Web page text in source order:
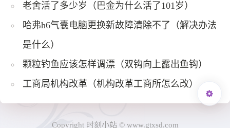
老舍活了多少岁（巴金为什么活了101岁）
哈弗h6气囊电脑更换新故障清除不了（解决办法
是什么）
颗粒钓鱼应该怎样调漂（双钩向上露出鱼钩）
工商局机构改革（机构改革工商所怎么改）
Copyright 时刻小站 © www.gtxsd.com